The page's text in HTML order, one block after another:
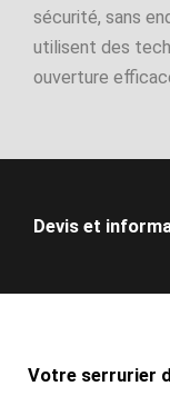
sécurité, sans
utilisent des
ouverture
Devis et
Votre serrurier